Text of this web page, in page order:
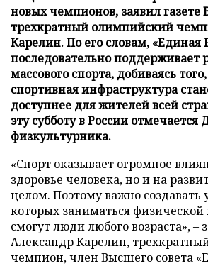
новых чемпионов, заявил газете
трехкратный олимпийский
Карелин. По его словам, «Единая
последовательно поддерживает
массового спорта, добиваясь
спортивная инфраструктура
доступнее для жителей всей
эту субботу в России отмечается
физкультурника.
«Спорт оказывает огромное
здоровье человека, но и на
целом. Поэтому важно создавать
которых заниматься физической
смогут люди любого возраста», –
Александр Карелин,
чемпион, член Высшего совета